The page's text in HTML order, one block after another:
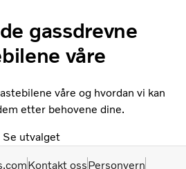
gassdrevne
våre
våre og hvordan vi kan
etter behovene dine.
Se utvalget
Kontakt ossPersonvern